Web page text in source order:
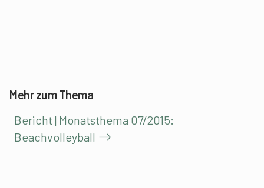
Mehr zum Thema
Bericht | Monatsthema 07/2015:
Beachvolleyball